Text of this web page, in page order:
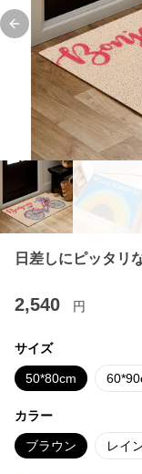
Previous slide
日差しにピッタリ
2,540 円
サイズ
50*80cm
カラー
ブラウン レイ